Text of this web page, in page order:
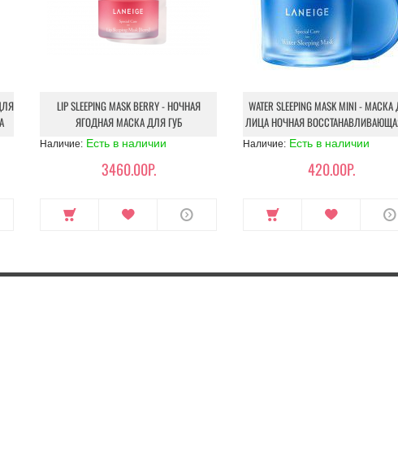
LIP SLEEPING MASK ВERRY - НОЧНАЯ
ЯГОДНАЯ МАСКА ДЛЯ ГУБ
Наличие: Есть в наличии
3460.00Р.
WATER SLEEPING MASK MINI -
ЛИЦА НОЧНАЯ
Наличие: Есть в наличии
420.00Р.